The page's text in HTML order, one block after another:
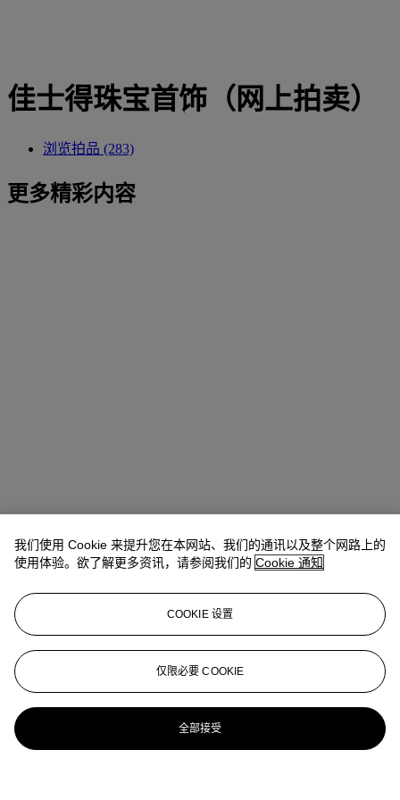
佳士得珠宝首饰（网上拍卖）
浏览拍品 (283)
更多精彩内容
我们使用 Cookie 来提升您在本网站、我们的通讯以及整个网路上的
使用体验。欲了解更多资讯，请参阅我们的 Cookie 通知
COOKIE 设置
仅限必要 COOKIE
全部接受